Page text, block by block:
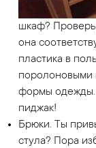
шкаф?
она
пластика в
поролоновыми
формы одежды.
пиджак!
Брюки. Ты
стула? Пора